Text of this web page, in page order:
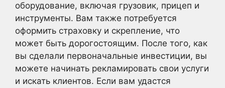
оборудование, включая грузовик, прицеп и
инструменты. Вам также потребуется
оформить страховку и скрепление, что
может быть дорогостоящим. После того, как
вы сделали первоначальные инвестиции, вы
можете начинать рекламировать свои услуги
и искать клиентов. Если вам удастся